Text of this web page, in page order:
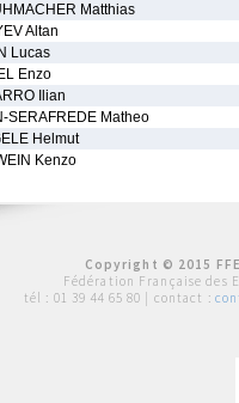
Matthias
Altan
Lucas
Enzo
Ilian
SERAFREDE Matheo
Helmut
Kenzo
Copyright © 2015
Fédération Française des
tél : 01 39 44 65 80 | contact :